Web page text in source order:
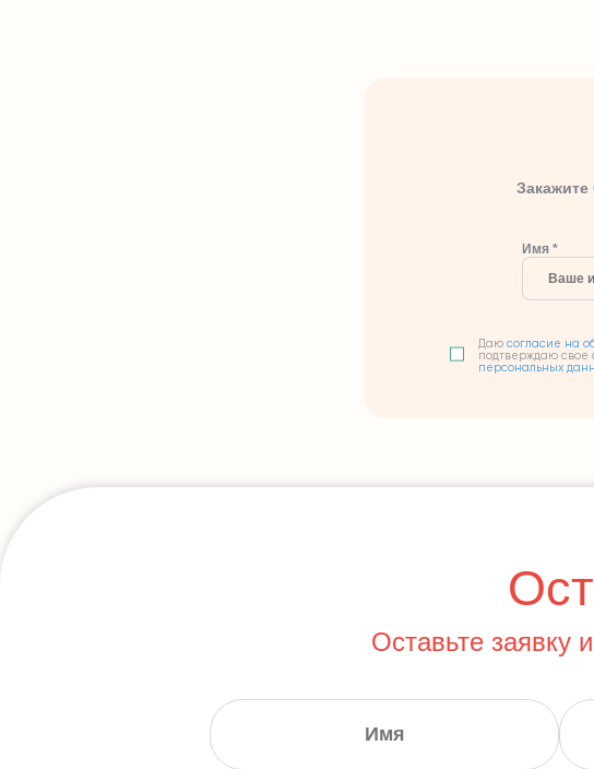
Имя *
Даю согласие на
подтверждаю свое
персональных
Оставьте